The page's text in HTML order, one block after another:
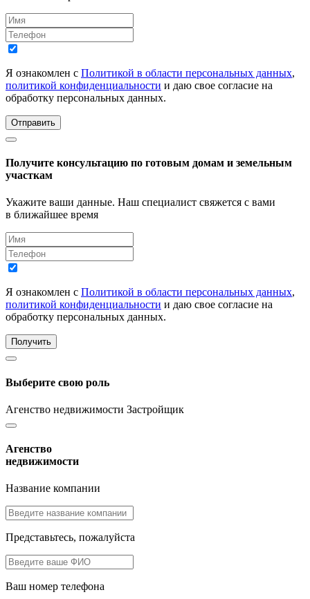
Я ознакомлен с Политикой в области персональных данных,
политикой конфиденциальности и даю свое согласие на
обработку персональных данных.
Отправить
Получите консультацию по готовым домам и земельным
участкам
Укажите ваши данные. Наш специалист свяжется с вами
в ближайшее время
Я ознакомлен с Политикой в области персональных данных,
политикой конфиденциальности и даю свое согласие на
обработку персональных данных.
Получить
Выберите свою роль
Агенство недвижимости Застройщик
Агенство
недвижимости
Название компании
Представьтесь, пожалуйста
Ваш номер телефона